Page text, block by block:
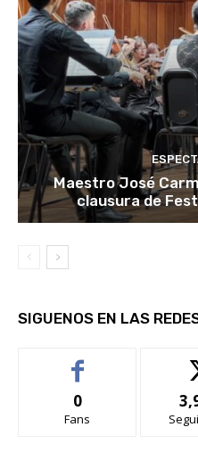
Maestro José
clausura de
SIGUENOS EN LAS
0
Fans